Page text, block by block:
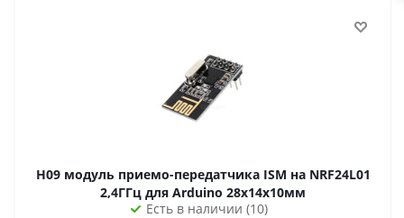
H09 модуль приемо-передатчика ISM на NRF24L01
2,4ГГц для Arduino 28х14х10мм
Есть в наличии (10)